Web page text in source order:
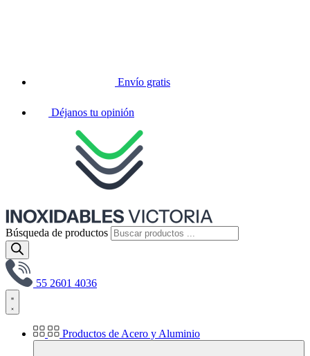
Envío gratis
Déjanos tu opinión
Búsqueda de productos
55 2601 4036
Productos de Acero y Aluminio